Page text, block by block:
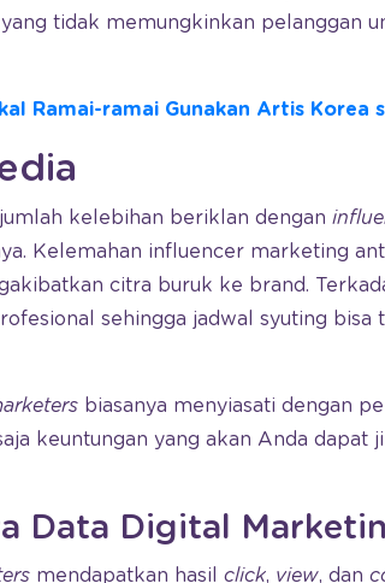
tidak memungkinkan pelanggan
Ramai-ramai Gunakan Artis Korea
kelebihan beriklan dengan
Kelemahan influencer marketing
citra buruk ke brand.
sehingga jadwal syuting bisa
biasanya menyiasati dengan
keuntungan yang akan Anda dapat
Data Digital
mendapatkan hasil click, view, dan